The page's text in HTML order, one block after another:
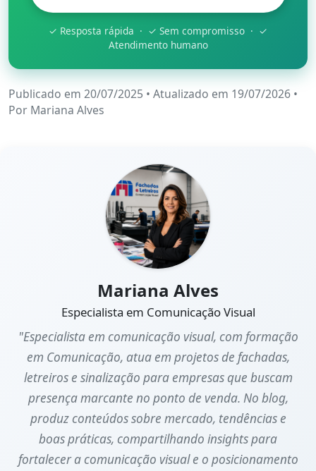
✓ Resposta rápida · ✓ Sem compromisso · ✓
Atendimento humano
Publicado em 20/07/2025 • Atualizado em 19/07/2026 •
Por Mariana Alves
Mariana Alves
Especialista em Comunicação Visual
"Especialista em comunicação visual, com formação
em Comunicação, atua em projetos de fachadas,
letreiros e sinalização para empresas que buscam
presença marcante no ponto de venda. No blog,
produz conteúdos sobre mercado, tendências e
boas práticas, compartilhando insights para
fortalecer a comunicação visual e o posicionamento